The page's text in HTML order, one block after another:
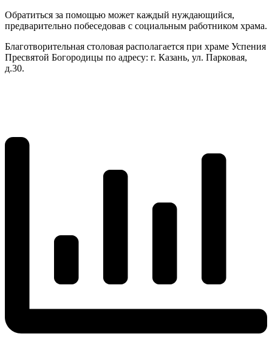
Обратиться за помощью может каждый нуждающийся,
предварительно побеседовав с социальным работником храма.
Благотворительная столовая располагается при храме Успения
Пресвятой Богородицы по адресу: г. Казань, ул. Парковая,
д.30.